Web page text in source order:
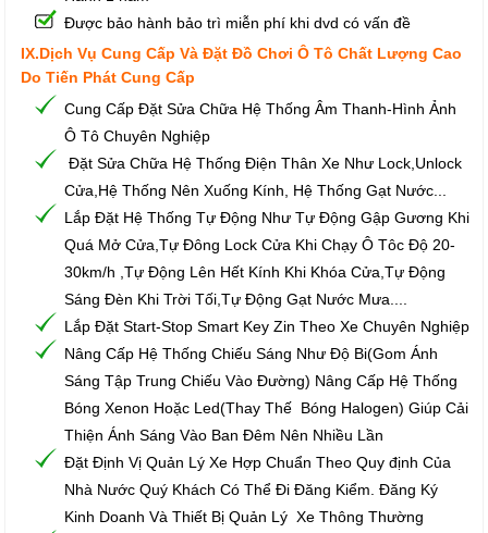
Được bảo hành bảo trì miễn phí khi dvd có vấn đề
IX.Dịch Vụ Cung Cấp Và Đặt Đồ Chơi Ô Tô Chất Lượng Cao
Do Tiến Phát Cung Cấp
Cung Cấp Đặt Sửa Chữa Hệ Thống Âm Thanh-Hình Ảnh
Ô Tô Chuyên Nghiệp
Đặt Sửa Chữa Hệ Thống Điện Thân Xe Như Lock,Unlock
Cửa,Hệ Thống Nên Xuống Kính, Hệ Thống Gạt Nước...
Lắp Đặt Hệ Thống Tự Động Như Tự Động Gập Gương Khi
Quá Mở Cửa,Tự Đông Lock Cửa Khi Chạy Ô Tôc Độ 20-
30km/h ,Tự Động Lên Hết Kính Khi Khóa Cửa,Tự Động
Sáng Đèn Khi Trời Tối,Tự Động Gạt Nước Mưa....
Lắp Đặt Start-Stop Smart Key Zin Theo Xe Chuyên Nghiệp
Nâng Cấp Hệ Thống Chiếu Sáng Như Độ Bi(Gom Ánh
Sáng Tập Trung Chiếu Vào Đường) Nâng Cấp Hệ Thống
Bóng Xenon Hoặc Led(Thay Thế Bóng Halogen) Giúp Cải
Thiện Ánh Sáng Vào Ban Đêm Nên Nhiều Lần
Đặt Định Vị Quản Lý Xe Hợp Chuẩn Theo Quy định Của
Nhà Nước Quý Khách Có Thể Đi Đăng Kiểm. Đăng Ký
Kinh Doanh Và Thiết Bị Quản Lý Xe Thông Thường